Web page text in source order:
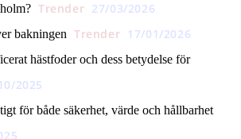
Trender 27/03/2026
bakningen Trender 17/01/2026
hästfoder och dess betydelse för
2025
för både säkerhet, värde och hållbarhet